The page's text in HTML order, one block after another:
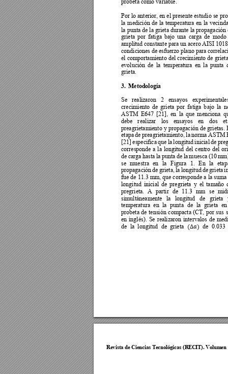
Por lo anterior, en el presente estudio se
la medición de la temperatura en la
la punta de la grieta durante la propagación
grieta por fatiga bajo una carga de modo
amplitud constante para un acero AISI
condiciones de esfuerzo plano para correlac
el comportamiento del crecimiento de
evolución de la temperatura en la punta
grieta.
3. Metodología
Se realizaron 2 ensayos ex
crecimiento de grieta por fatiga bajo la
ASTM E647 [21], en la que menciona
debe
realizar los ensayos en dos
preagrietamiento y propagación de grietas.
etapa de preagrietamiento, la norma ASTM
[21] especifica que la longitud inicial de
corresponde a la longitud del centro del
de carga hasta la punta de la muesca (10
se muestra en la Figura 1 En la
propagación de grieta, la longitud de grieta
fue de 11.3 mm, que corresponde a la
longitud inicial de pregrieta y el tamaño
pregrieta.
A partir de 11.3 mm se
simultáneamente la longitud de grieta
temperatura en la punta de la grieta en
probeta de tensión compacta (CT, por sus
en inglés). Se realizaron intervalos de
de la longitud de grieta 󰇛󰇜 de 0.033
Revista de Ciencias Tecnológicas (RECIT). Volumen